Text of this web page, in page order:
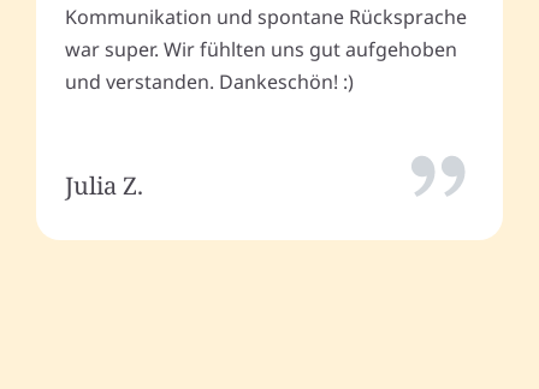
Kommunikation und spontane Rücksprache
war super. Wir fühlten uns gut aufgehoben
und verstanden. Dankeschön! :)
Julia Z.